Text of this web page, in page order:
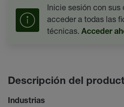
Inicie sesión con sus
acceder a todas las
técnicas. Acceder
Descripción del
Industrias